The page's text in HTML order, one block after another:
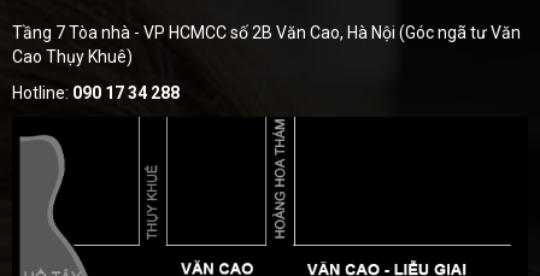
Tầng 7 Tòa nhà - VP HCMCC số 2B Văn Cao, Hà Nội (Góc ngã tư Văn
Cao Thụy Khuê)
Hotline: 090 17 34 288